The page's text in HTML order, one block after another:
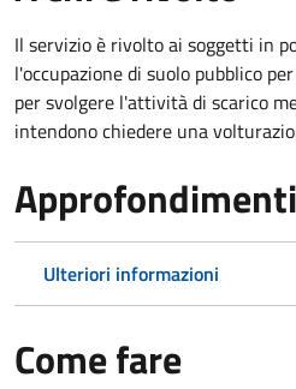
Il servizio è rivolto ai soggetti in
l'occupazione di suolo pubblico
per svolgere l'attività di scarico
intendono chiedere una
Approfondimenti
Ulteriori informazioni
Come fare